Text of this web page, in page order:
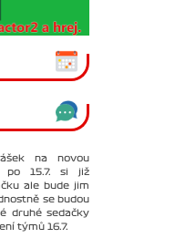
na novou
po 15.7. si již
ale bude jim
se budou
druhé sedačky
týmů 16.7.